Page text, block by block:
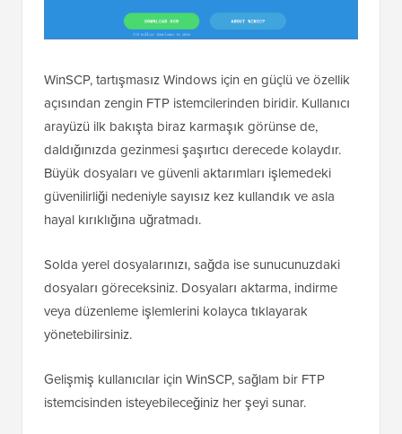
WinSCP, tartışmasız Windows için en güçlü ve özellik
açısından zengin FTP istemcilerinden biridir. Kullanıcı
arayüzü ilk bakışta biraz karmaşık görünse de,
daldığınızda gezinmesi şaşırtıcı derecede kolaydır.
Büyük dosyaları ve güvenli aktarımları işlemedeki
güvenilirliği nedeniyle sayısız kez kullandık ve asla
hayal kırıklığına uğratmadı.
Solda yerel dosyalarınızı, sağda ise sunucunuzdaki
dosyaları göreceksiniz. Dosyaları aktarma, indirme
veya düzenleme işlemlerini kolayca tıklayarak
yönetebilirsiniz.
Gelişmiş kullanıcılar için WinSCP, sağlam bir FTP
istemcisinden isteyebileceğiniz her şeyi sunar.